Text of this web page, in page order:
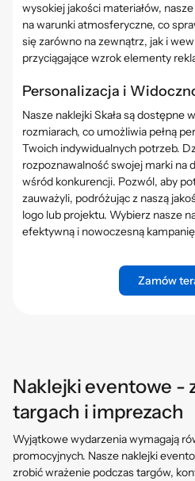
wysokiej jakości materiałów,
na warunki atmosferyczne, co
się zarówno na zewnątrz, jak i
przyciągające wzrok elementy
Personalizacja i
Nasze naklejki Skała są dostępne
rozmiarach, co umożliwia pełną
Twoich indywidualnych potrzeb.
rozpoznawalność swojej marki na
wśród konkurencji. Pozwól, aby
zauważyli, podróżując z naszą
logo lub projektu. Wybierz nasze
efektywną i nowoczesną
Zamów
Naklejki eventowe -
targach i imprezach
Wyjątkowe wydarzenia wymagają
promocyjnych. Nasze naklejki
zrobić wrażenie podczas targów,